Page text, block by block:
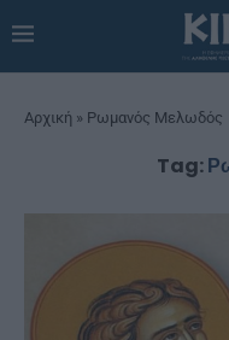
Αρχική » Ρωμανός Μελωδός
Tag: